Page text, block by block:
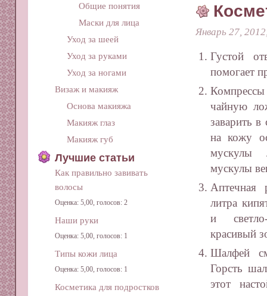
Январь 27,
Густой
помогает
чайную
заварить в
на кожу
мускулы
мускулы
литра
и
красивый
Шалфей
Горсть
этот
Общие понятия
Маски для лица
Уход за шеей
Уход за руками
Уход за ногами
Визаж и макияж
Основа макияжа
Макияж глаз
Макияж губ
Лучшие статьи
Как правильно завивать
волосы
Оценка: 5,00, голосов: 2
Наши руки
Оценка: 5,00, голосов: 1
Типы кожи лица
Оценка: 5,00, голосов: 1
Косметика для подростков